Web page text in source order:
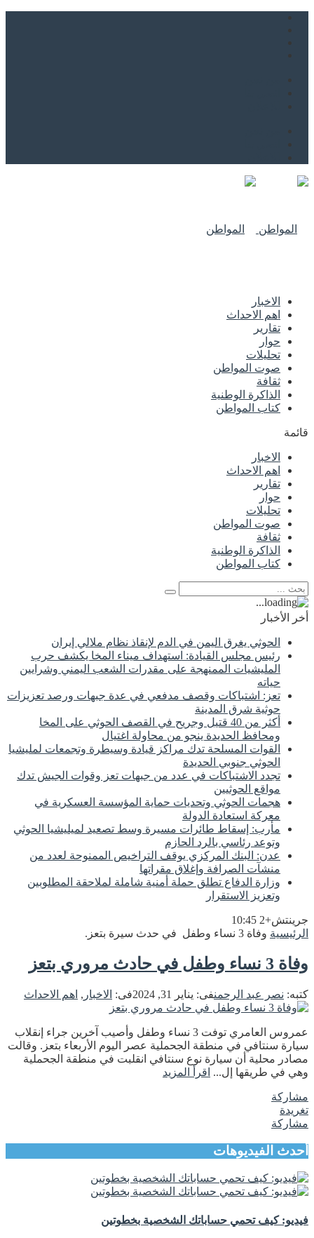
الاخبار
اهم الاحداث
تقارير
حوار
تحليلات
صوت المواطن
ثقافة
الذاكرة الوطنية
كتاب المواطن
قائمة
الاخبار
اهم الاحداث
تقارير
حوار
تحليلات
صوت المواطن
ثقافة
الذاكرة الوطنية
كتاب المواطن
أخر الأخبار
الحوثي يغرق اليمن في الدم لإنقاذ نظام ملالي إيران
رئيس مجلس القيادة: استهداف ميناء المخا يكشف حرب
المليشيات الممنهجة على مقدرات الشعب اليمني وشرايين
حياته
تعز: اشتباكات وقصف مدفعي في عدة جبهات ورصد تعزيزات
حوثية شرق المدينة
أكثر من 40 قتيل وجريح في القصف الحوثي على المخا
ومحافظ الحديدة ينجو من محاولة اغتيال
القوات المسلحة تدك مراكز قيادة وسيطرة وتجمعات لمليشيا
الحوثي جنوبي الحديدة
تجدد الاشتباكات في عدد من جبهات تعز وقوات الجيش تدك
مواقع الحوثيين
هجمات الحوثي وتحديات حماية المؤسسة العسكرية في
معركة استعادة الدولة
مأرب: إسقاط طائرات مسيرة وسط تصعيد لميليشيا الحوثي
وتوعد رئاسي بالرد الحازم
عدن: البنك المركزي يوقف التراخيص الممنوحة لعدد من
منشآت الصرافة وإغلاق مقراتها
وزارة الدفاع تطلق حملة أمنية شاملة لملاحقة المطلوبين
وتعزيز الاستقرار
جرينتش+2 10:45
الرئيسية وفاة 3 نساء وطفل في حدث سيرة بتعز.
وفاة 3 نساء وطفل في حادث مروري بتعز
كتبه: نصر عبد الرحمنفى: يناير 31, 2024 فى: الاخبار , اهم الاحداث
عمروس العامري توفت 3 نساء وطفل وأصيب آخرين جراء إنقلاب
سيارة سنتافي في منطقة الجحملية عصر اليوم الأربعاء بتعز. وقالت
مصادر محلية أن سيارة نوع سنتافي انقلبت في منطقة الجحملية
وهي في طريقها إل... اقرأ المزيد
مشاركة
تغريدة
مشاركة
أحدث الفيديوهات
فيديو: كيف تحمي حساباتك الشخصية بخطوتين